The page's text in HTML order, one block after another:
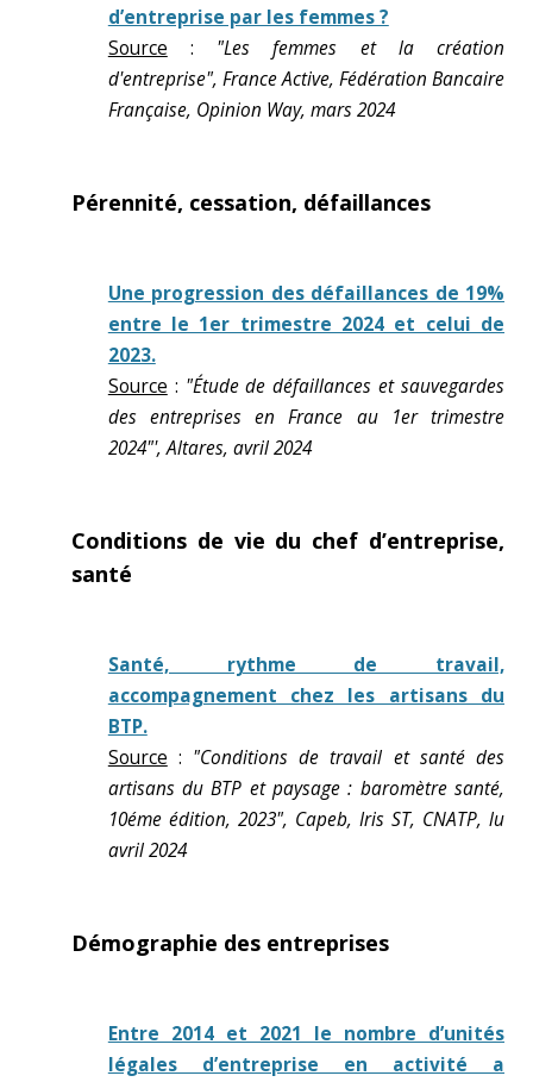
d’entreprise par les femmes ?
Source : "Les femmes et la création
d'entreprise", France Active, Fédération Bancaire
Française, Opinion Way, mars 2024
Pérennité, cessation, défaillances
Une progression des défaillances de 19%
entre le 1er trimestre 2024 et celui de
2023.
Source : "Étude de défaillances et sauvegardes
des entreprises en France au 1er trimestre
2024"', Altares, avril 2024
Conditions de vie du chef d’entreprise,
santé
Santé, rythme de travail,
accompagnement chez les artisans du
BTP.
Source : "Conditions de travail et santé des
artisans du BTP et paysage : baromètre santé,
10éme édition, 2023", Capeb, Iris ST, CNATP, lu
avril 2024
Démographie des entreprises
Entre 2014 et 2021 le nombre d’unités
légales d’entreprise en activité a